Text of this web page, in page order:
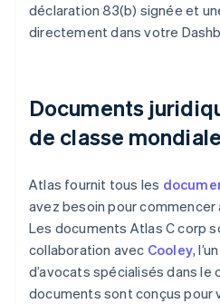
déclaration 83(b) signée et
directement dans votre
Documents
de classe mondiale
Atlas fournit tous les
avez besoin pour
Les documents Atlas C corp
collaboration avec Cooley,
d’avocats spécialisés dans le
documents sont conçus pour